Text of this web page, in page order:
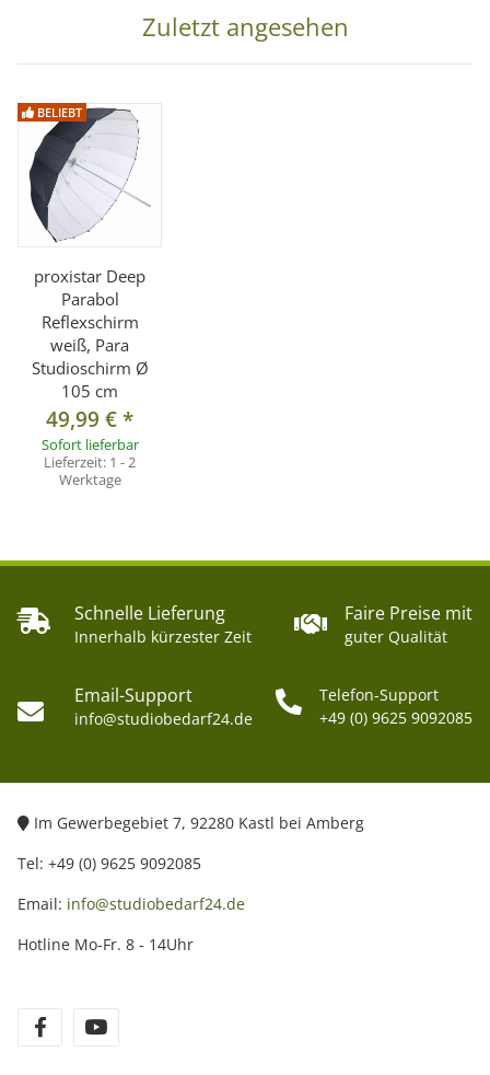
Zuletzt angesehen
BELIEBT
proxistar Deep
Parabol
Reflexschirm
weiß, Para
Studioschirm Ø
105 cm
49,99 €*
Sofort lieferbar
Lieferzeit: 1 - 2
Werktage
Schnelle Lieferung
Innerhalb kürzester Zeit
Faire Preise mit
guter Qualität
Email-Support
info@studiobedarf24.de
Telefon-Support
+49 (0) 9625 9092085
Im Gewerbegebiet 7, 92280 Kastl bei Amberg
Tel: +49 (0) 9625 9092085
Email: info@studiobedarf24.de
Hotline Mo-Fr. 8 - 14Uhr